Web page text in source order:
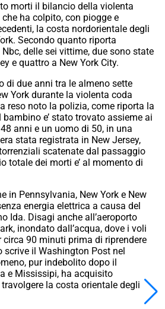
morti il bilancio della violenta
ha colpito, con piogge e
la costa nordorientale degli
Secondo quanto riporta
Nbc, delle sei vittime, due sono state
e quattro a New York City.
di due anni tra le almeno sette
York durante la violenta coda
reso noto la polizia, come riporta la
bambino e’ stato trovato assieme ai
anni e un uomo di 50, in una
stata registrata in New Jersey,
scatenate dal passaggio
totale dei morti e’ al momento di
in Pennsylvania, New York e New
energia elettrica a causa del
Ida. Disagi anche all’aeroporto
inondato dall’acqua, dove i voli
90 minuti prima di riprendere
il Washington Post nel
pur indebolito dopo il
e Mississipi, ha acquisito
la costa orientale degli